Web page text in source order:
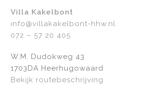
Villa Kakelbont
info@villakakelbont-hhw.nl
072 – 57 20 405
W.M. Dudokweg 43
1703DA Heerhugowaard
Bekijk routebeschrijving